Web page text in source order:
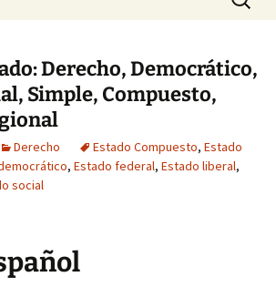
Derecho, Democrático,
Simple, Compuesto,
Derecho Estado Compuesto, Estado
, Estado federal, Estado liberal,
social